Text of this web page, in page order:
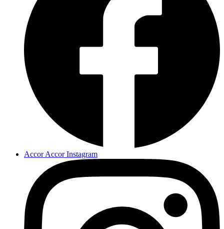
Accor Accor Instagram